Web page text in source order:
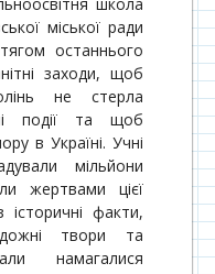
міської ради
останнього
заходи, щоб
не стерла
події та щоб
в Україні. Учні
мільйони
жертвами цієї
історичні факти,
твори та
намагалися